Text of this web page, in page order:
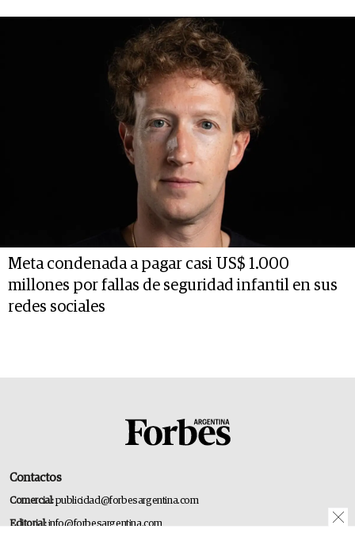
Meta condenada a pagar casi US$ 1.000
millones por fallas de seguridad infantil en sus
redes sociales
Contactos
Comercial:publicidad@forbesargentina.com
Editorial:info@forbesargentina.com